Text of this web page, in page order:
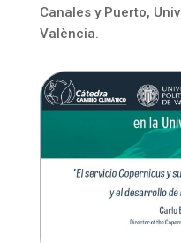
Canales y Puerto,
València.